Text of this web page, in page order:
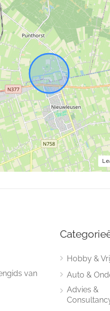
van
Hobby &
Auto &
Advies &